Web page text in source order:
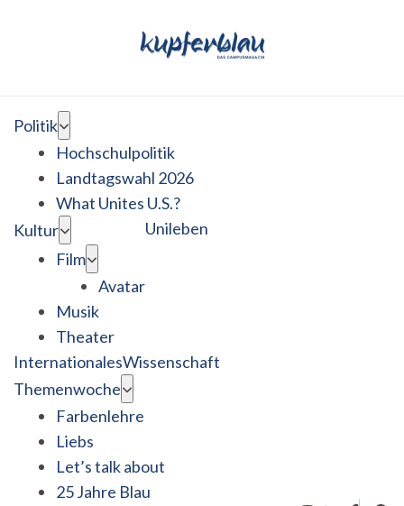
Politik
Hochschulpolitik
Landtagswahl 2026
What Unites U.S.?
Kultur
Film
Avatar
Musik
Theater
Unileben
InternationalesWissenschaft
Themenwoche
Farbenlehre
Liebs
Let’s talk about
25 Jahre Blau